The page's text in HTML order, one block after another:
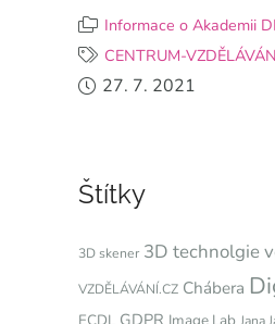
Informace o Akademii
CENTRUM-
27. 7. 2021
Štítky
3D skener 3D technolgie
VZDĚLÁVÁNÍ.CZ Chábera
GDPR Jana